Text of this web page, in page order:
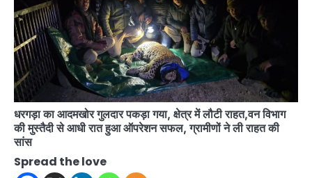
धरगड़ा का आदमखोर गुलदार पकड़ा गया, क्षेत्र में लौटी राहत,वन विभाग
की मुस्तैदी से आधी रात हुआ ऑपरेशन सफल, ग्रामीणों ने ली राहत की
सांस
Spread the love